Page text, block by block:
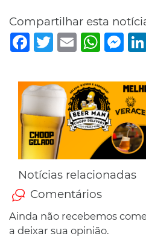
Compartilhar esta
Facebook
TwitterEmail
Notícias relacionadas
Comentários
Ainda não recebemos
a deixar sua opinião.